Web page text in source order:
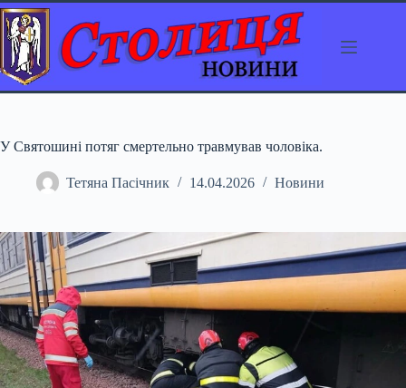
Перейти
до
вмісту
У Святошині потяг смертельно травмував чоловіка.
Тетяна Пасічник 14.04.2026 Новини